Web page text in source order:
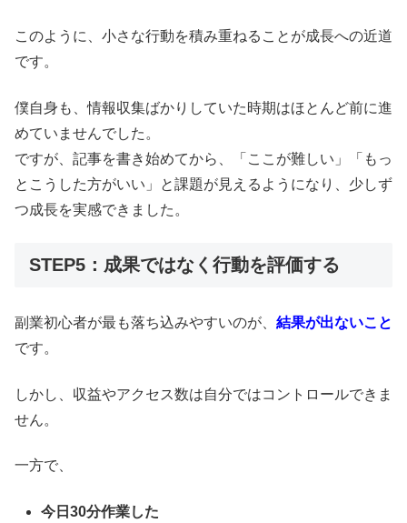
このように、小さな行動を積み重ねることが成長への近道
です。
僕自身も、情報収集ばかりしていた時期はほとんど前に進
めていませんでした。
ですが、記事を書き始めてから、「ここが難しい」「もっ
とこうした方がいい」と課題が見えるようになり、少しず
つ成長を実感できました。
STEP5：成果ではなく行動を評価する
副業初心者が最も落ち込みやすいのが、 結果が出ないこと
です。
しかし、収益やアクセス数は自分ではコントロールできま
せん。
一方で、
今日30分作業した